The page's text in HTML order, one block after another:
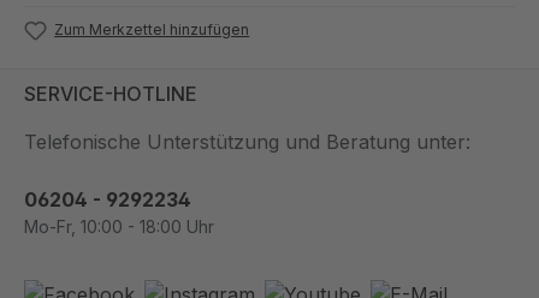
Zum Merkzettel hinzufügen
SERVICE-HOTLINE
Telefonische Unterstützung und Beratung unter:
06204 - 9292234
Mo-Fr, 10:00 - 18:00 Uhr